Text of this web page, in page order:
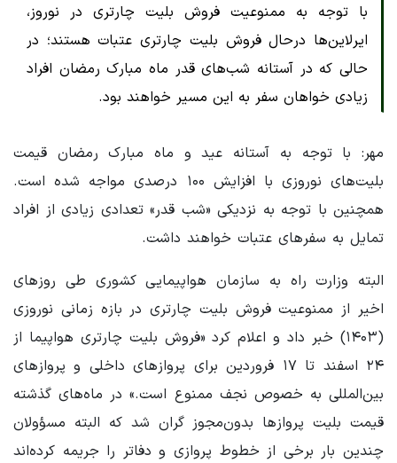
با توجه به ممنوعیت فروش بلیت چارتری در نوروز،
ایرلاین‌ها درحال فروش بلیت چارتری عتبات هستند؛ در
حالی که در آستانه شب‌های قدر ماه مبارک رمضان افراد
زیادی خواهان سفر به این مسیر خواهند بود.
مهر: با توجه به آستانه عید و ماه مبارک رمضان قیمت
بلیت‌های نوروزی با افزایش ۱۰۰ درصدی مواجه شده است.
همچنین با توجه به نزدیکی «شب قدر» تعدادی زیادی از افراد
تمایل به سفرهای عتبات خواهند داشت.
البته وزارت راه به سازمان هواپیمایی کشوری طی روزهای
اخیر از ممنوعیت فروش بلیت چارتری در بازه زمانی نوروزی
(۱۴۰۳) خبر داد و اعلام کرد «فروش بلیت چارتری هواپیما از
۲۴ اسفند تا ۱۷ فروردین برای پروازهای داخلی و پروازهای
بین‌المللی به خصوص نجف ممنوع است.» در ماه‌های گذشته
قیمت بلیت پروازها بدون‌مجوز گران شد که البته مسؤولان
چندین بار برخی از خطوط پروازی و دفاتر را جریمه کرده‌اند